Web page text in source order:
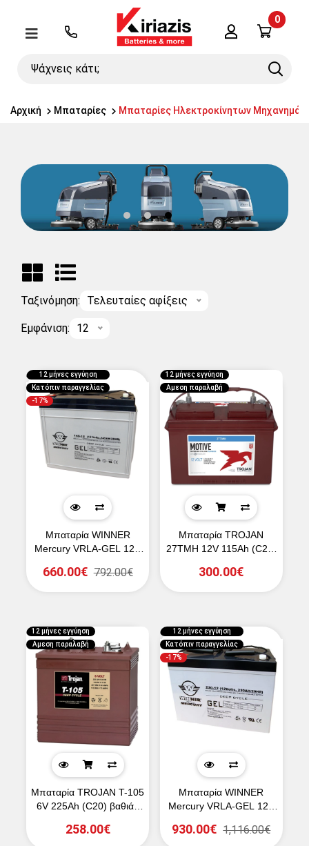
Μενού
Ψάχνεις
Search
Λογαριασμός
0
Αρχική Μπαταρίες Μπαταρίες Ηλεκτροκίνητων
Ταξινόμηση: Τελευταίες αφίξεις
Εμφάνιση: 12
12 μήνες εγγύηση
Κατόπιν παραγγελίας
-17%
Μπαταρία WINNER
Mercury VRLA-GEL 12V
660.00€ 792.00€
12 μήνες εγγύηση
Αμεση παραλαβή
Μπαταρία TROJAN
27TMH 12V 115Ah (C20)
300.00€
12 μήνες εγγύηση
Αμεση παραλαβή
Μπαταρία TROJAN T-105
6V 225Ah (C20) βαθιάς
258.00€
12 μήνες εγγύηση
Κατόπιν παραγγελίας
-17%
Μπαταρία WINNER
Mercury VRLA-GEL 12V
930.00€ 1,116.00€